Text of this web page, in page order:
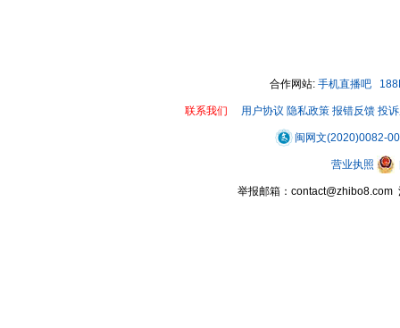
合作网站: 手机直播吧
联系我们 用户协议 隐私政策 报错反馈 投
闽网文(2020)0082-
营业执照
举报邮箱：